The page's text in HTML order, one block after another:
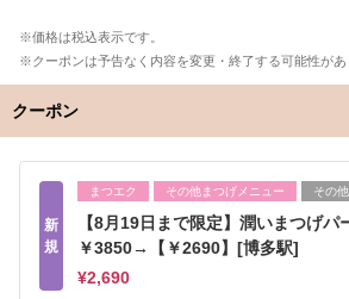
価格は税込表示です。
クーポンは予告なく内容を変更・終了する可能性があ
クーポン
新
規
まつエク その他まつげメニュー その他
【8月19日まで限定】潤いまつげパ
￥3850→【￥2690】[博多駅]
¥2,690